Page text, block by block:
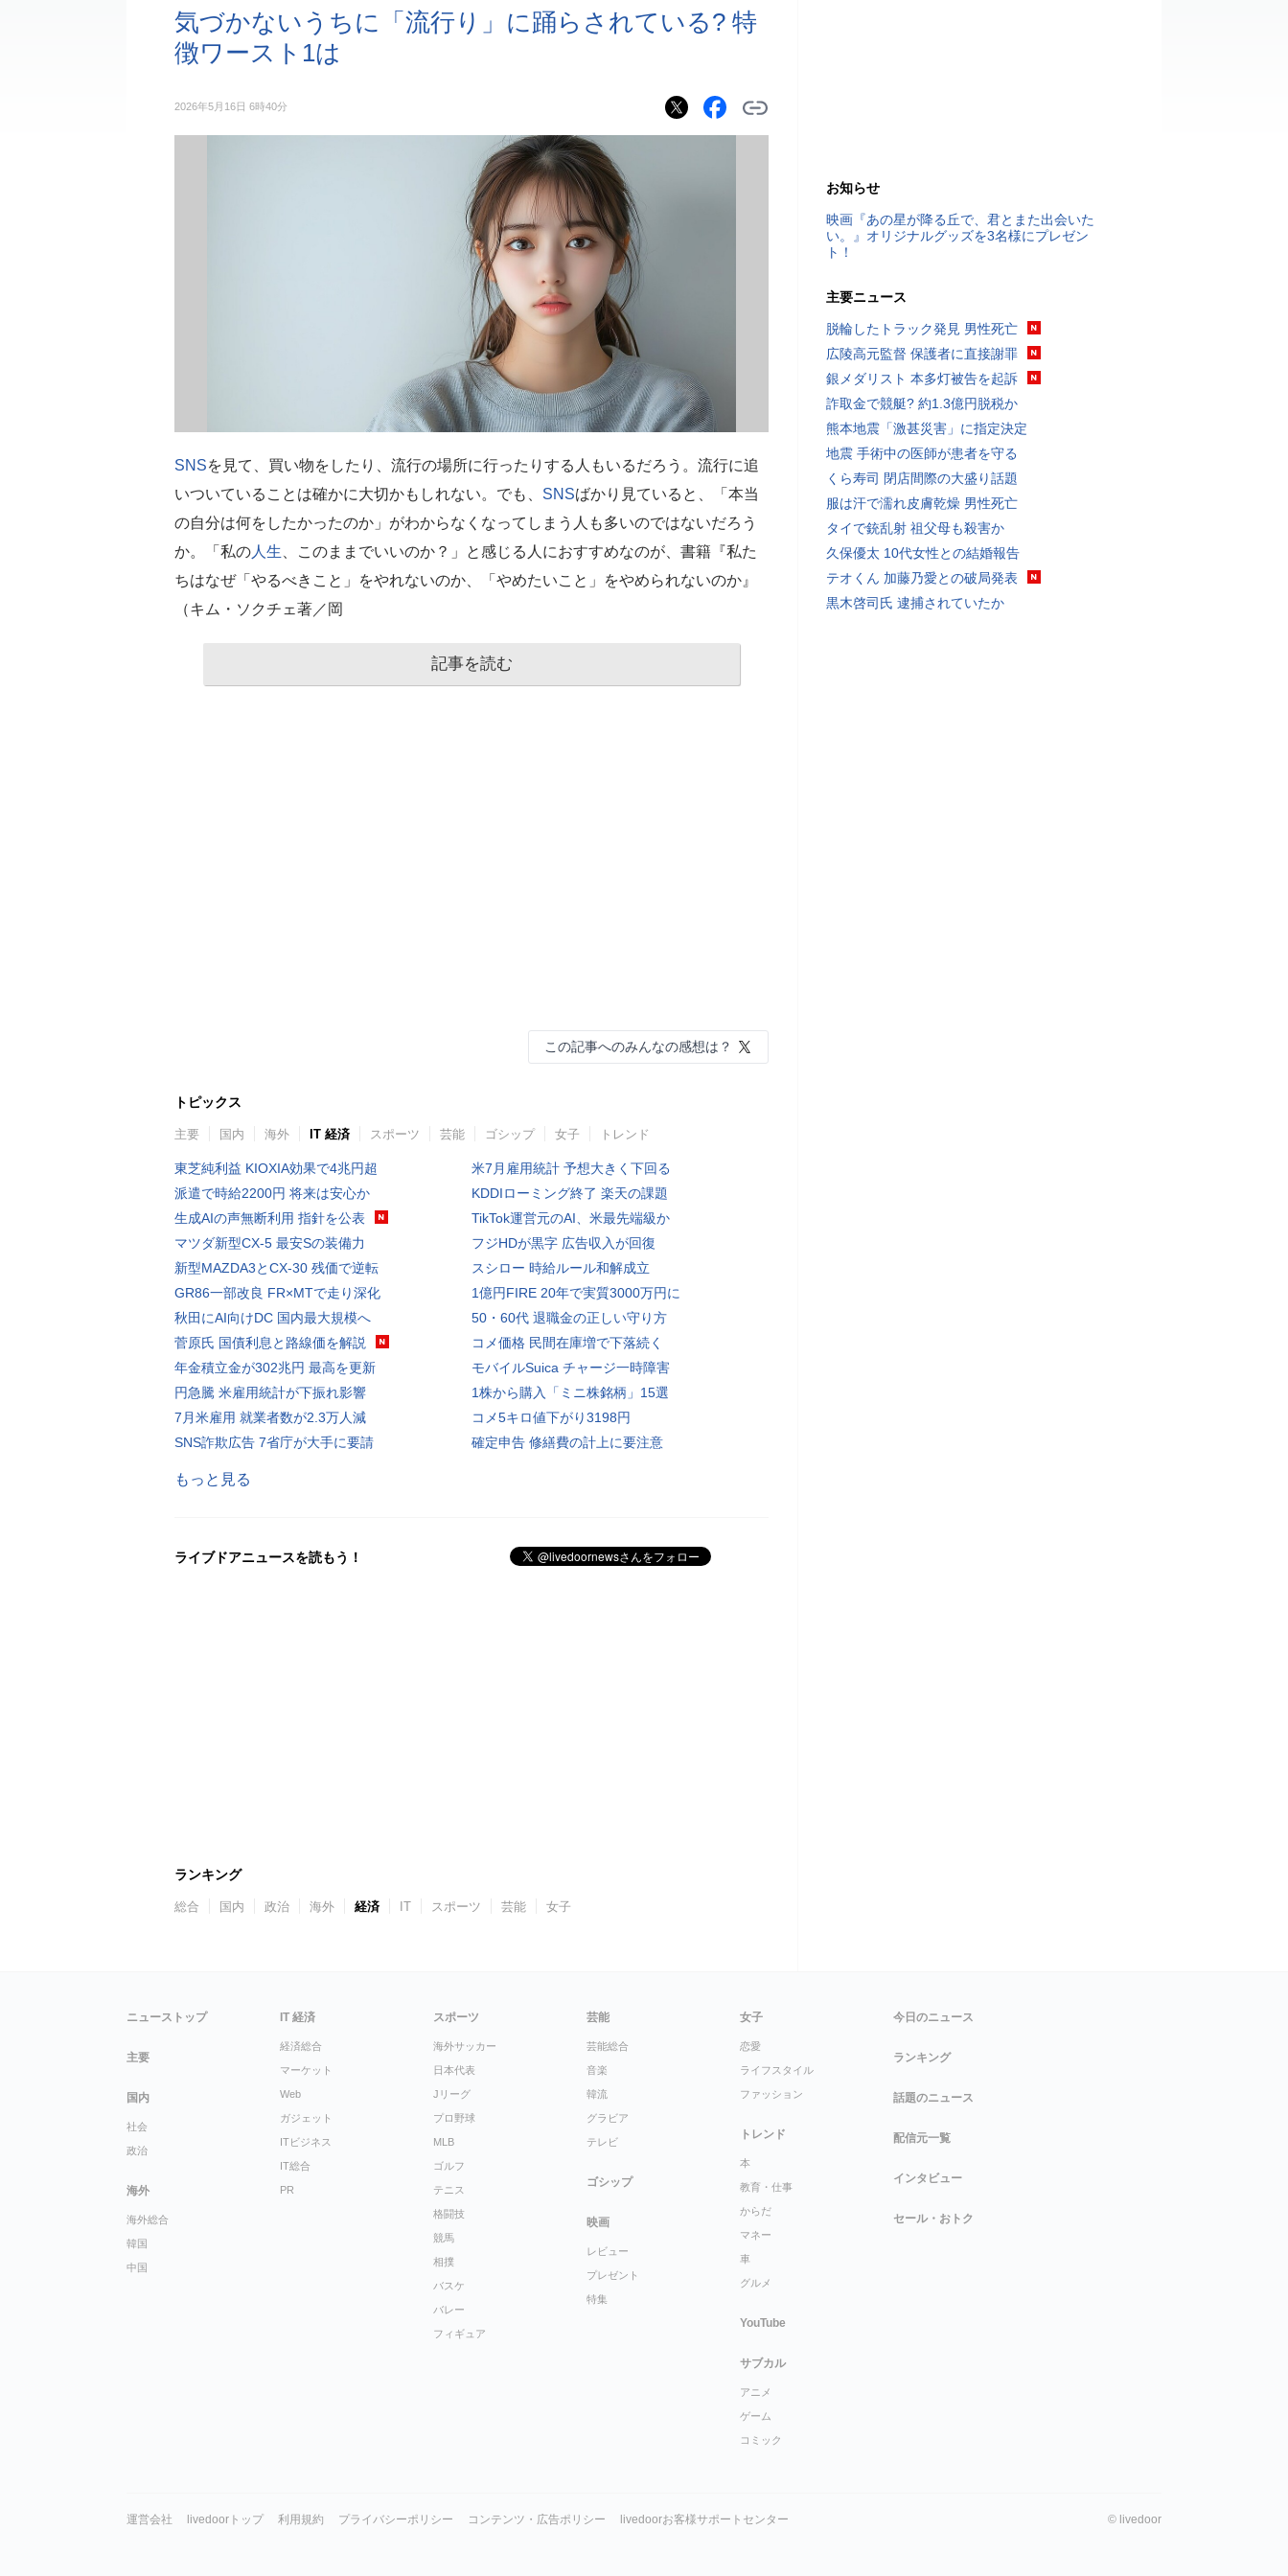
気づかないうちに「流行り」に踊らされている? 特
徴ワースト1は
2026年5月16日 6時40分
SNSを見て、買い物をしたり、流行の場所に行ったりする人もいるだろう。流行に追
いついていることは確かに大切かもしれない。でも、 SNSばかり見ていると、「本当
の自分は何をしたかったのか」がわからなくなってしまう人も多いのではないだろう
か。「私の人生 、このままでいいのか？」と感じる人におすすめなのが、書籍『私た
ちはなぜ「やるべきこと」をやれないのか、「やめたいこと」をやめられないのか』
（キム・ソクチェ著／岡
記事を読む
この記事へのみんなの感想は？
トピックス
主要 国内 海外 IT 経済 スポーツ 芸能 ゴシップ 女子 トレンド
東芝純利益 KIOXIA効果で4兆円超
派遣で時給2200円 将来は安心か
生成AIの声無断利用 指針を公表
マツダ新型CX-5 最安Sの装備力
新型MAZDA3とCX-30 残価で逆転
GR86一部改良 FR×MTで走り深化
秋田にAI向けDC 国内最大規模へ
菅原氏 国債利息と路線価を解説
年金積立金が302兆円 最高を更新
円急騰 米雇用統計が下振れ影響
7月米雇用 就業者数が2.3万人減
SNS詐欺広告 7省庁が大手に要請
米7月雇用統計 予想大きく下回る
KDDIローミング終了 楽天の課題
TikTok運営元のAI、米最先端級か
フジHDが黒字 広告収入が回復
スシロー 時給ルール和解成立
1億円FIRE 20年で実質3000万円に
50・60代 退職金の正しい守り方
コメ価格 民間在庫増で下落続く
モバイルSuica チャージ一時障害
1株から購入「ミニ株銘柄」15選
コメ5キロ値下がり3198円
確定申告 修繕費の計上に要注意
もっと見る
ライブドアニュースを読もう！
ランキング
総合 国内 政治 海外 経済 IT スポーツ 芸能 女子
お知らせ
映画『あの星が降る丘で、君とまた出会いた
い。』オリジナルグッズを3名様にプレゼン
ト！
主要ニュース
脱輪したトラック発見 男性死亡
広陵高元監督 保護者に直接謝罪
銀メダリスト 本多灯被告を起訴
詐取金で競艇? 約1.3億円脱税か
熊本地震「激甚災害」に指定決定
地震 手術中の医師が患者を守る
くら寿司 閉店間際の大盛り話題
服は汗で濡れ皮膚乾燥 男性死亡
タイで銃乱射 祖父母も殺害か
久保優太 10代女性との結婚報告
テオくん 加藤乃愛との破局発表
黒木啓司氏 逮捕されていたか
ニューストップ
主要
国内
社会
政治
海外
海外総合
韓国
中国
IT 経済
経済総合
マーケット
Web
ガジェット
ITビジネス
IT総合
PR
スポーツ
海外サッカー
日本代表
Jリーグ
プロ野球
MLB
ゴルフ
テニス
格闘技
競馬
相撲
バスケ
バレー
フィギュア
芸能
芸能総合
音楽
韓流
グラビア
テレビ
ゴシップ
映画
レビュー
プレゼント
特集
女子
恋愛
ライフスタイル
ファッション
トレンド
本
教育・仕事
からだ
マネー
車
グルメ
YouTube
サブカル
アニメ
ゲーム
コミック
今日のニュース
ランキング
話題のニュース
配信元一覧
インタビュー
セール・おトク
運営会社 livedoorトップ 利用規約 プライバシーポリシー コンテンツ・広告ポリシー livedoorお客様サポートセンター © livedoor